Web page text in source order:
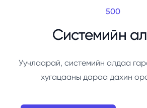
500
Системийн
Уучлаарай, системийн алдаа
хугацааны дараа дахин